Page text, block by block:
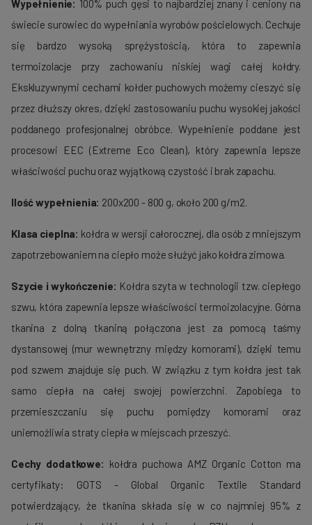
Wypełnienie: 100% puch gęsi to najbardziej znany i ceniony na
świecie surowiec do wypełniania wyrobów pościelowych. Cechuje
się bardzo wysoką sprężystością, która to zapewnia
termoizolacje przy zachowaniu niskiej wagi całej kołdry.
Ekskluzywnymi cechami kołder puchowych możemy cieszyć się
przez dłuższy okres, dzięki zastosowaniu puchu wysokiej jakości
poddanego profesjonalnej obróbce. Wypełnienie poddane jest
procesowi EEC (Extreme Eco Clean), który zapewnia lepsze
właściwości puchu oraz wyjątkową czystość i brak zapachu.
Ilość wypełnienia: 200x200 - 800 g, około 200 g/m2.
Klasa cieplna: kołdra w wersji całorocznej, dla osób z mniejszym
zapotrzebowaniem na ciepło może służyć jako kołdra zimowa.
Szycie i wykończenie: Kołdra szyta w technologii tzw. ciepłego
szwu, która zapewnia lepsze właściwości termoizolacyjne. Górna
tkanina z dolną tkaniną połączona jest za pomocą taśmy
dystansowej (mur wewnętrzny między komorami), dzięki temu
pod szwem znajduje się puch. W związku z tym kołdra jest tak
samo ciepła na całej swojej powierzchni. Zapobiega to
przemieszczaniu się puchu pomiędzy komorami oraz
uniemożliwia straty ciepła w miejscach przeszyć.
Cechy dodatkowe: kołdra puchowa AMZ Organic Cotton ma
certyfikaty: GOTS - Global Organic Textile Standard
potwierdzający, że tkanina składa się w co najmniej 95% z